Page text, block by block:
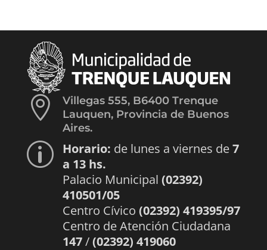

Villegas 555, B6400 Trenque
Lauquen, Provincia de Buenos
Aires.
p Horario: de lunes a viernes de7
a 13 hs.
Palacio Municipal (02392)
410501/05
Centro Cívico (02392) 419395/97
Centro de Atención Ciudadana
147/(02392) 419060